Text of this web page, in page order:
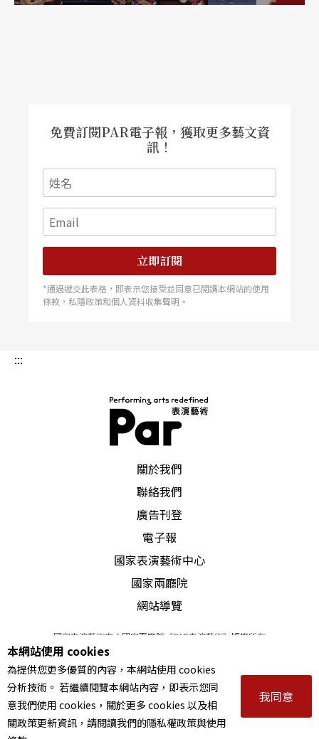
免費訂閱PAR電子報，獲取更多藝文資
訊！
立即訂閱
*通過遞交此表格，即表示您接受並同意已閱讀本網站的使用
條款，私隱政策和個人資料收集聲明。
:::
關於我們
聯絡我們
廣告刊登
電子報
國家表演藝術中心
國家兩廳院
網站導覽
國家表演藝術中心國家兩廳院《PAR表演藝術》版權所有
© 2022Performing arts redefined. All Rights Reserved
統一編號 Tax Id number 00973926
本站所提供相關演出資訊，如有異動應以主辦單位公告為準。
服務條款｜隱私權聲明｜著作權聲明
本網站使用 cookies
為提供您更多優質的內容，本網站使用 cookies
分析技術。 若繼續閱覽本網站內容，即表示您同
意我們使用 cookies，關於更多 cookies 以及相
關政策更新資訊，請閱讀我們的隱私權政策與使用
我同意